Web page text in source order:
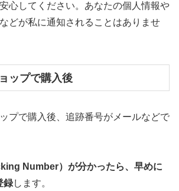
心してください。あなたの個人情報や
どが私に通知されることはありませ
ップで購入後
プで購入後、追跡番号がメールなどで
Number）が分かったら、早めに
録します。